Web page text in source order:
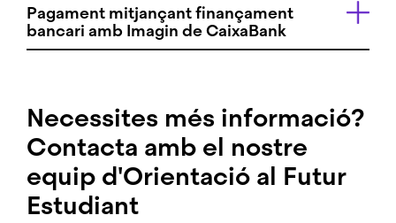
Pagament mitjançant finançament
bancari amb Imagin de CaixaBank
Necessites més informació?
Contacta amb el nostre
equip d'Orientació al Futur
Estudiant